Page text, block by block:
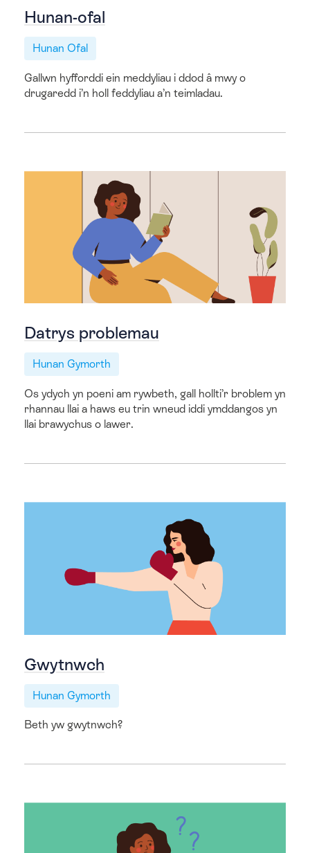
Hunan-ofal
Hunan Ofal
Gallwn hyfforddi ein meddyliau i ddod â mwy o
drugaredd i’n holl feddyliau a’n teimladau.
Datrys problemau
Hunan Gymorth
Os ydych yn poeni am rywbeth, gall hollti’r broblem yn
rhannau llai a haws eu trin wneud iddi ymddangos yn
llai brawychus o lawer.
Gwytnwch
Hunan Gymorth
Beth yw gwytnwch?